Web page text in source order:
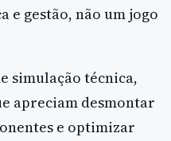
e gestão, não um jogo
simulação técnica,
apreciam desmontar
e optimizar